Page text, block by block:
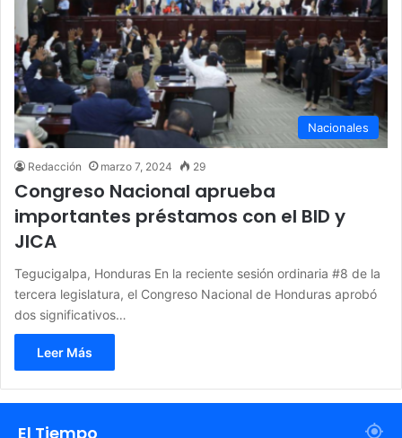
Nacionales
Redacción marzo 7, 2024 29
Congreso Nacional aprueba
importantes préstamos con el BID y
JICA
Tegucigalpa, Honduras En la reciente sesión ordinaria #8 de la
tercera legislatura, el Congreso Nacional de Honduras aprobó
dos significativos…
Leer Más
El Tiempo